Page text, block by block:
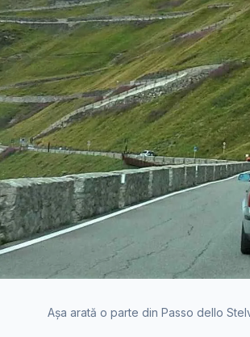
Așa arată o parte din Passo dello